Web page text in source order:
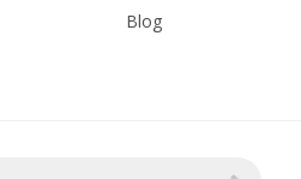
Blog